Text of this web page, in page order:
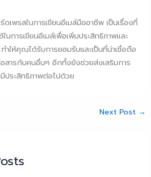
ดเพรสในการเขียนอีเมล์มืออาชีพ เป็นเรื่องที่
นการเขียนอีเมล์เพื่อเพิ่มประสิทธิภาพและ
ำให้คุณได้รับการยอมรับและเป็นที่น่าเชื่อถือ
อสารกับคนอื่นๆ อีกทั้งยังช่วยส่งเสริมการ
ประสิทธิภาพต่อไปด้วย
Next Post →